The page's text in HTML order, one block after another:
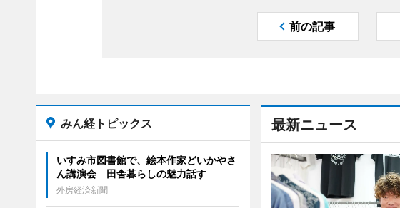
前の記事
最新ニュース
みん経トピックス
いすみ市図書館で、絵本作家どいかやさ
ん講演会 田舎暮らしの魅力話す
外房経済新聞